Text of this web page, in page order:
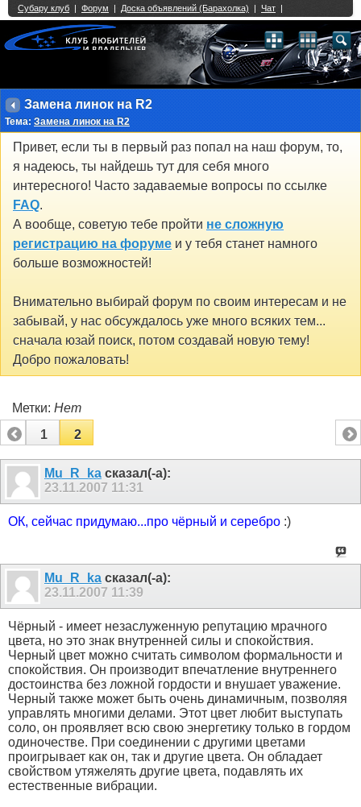
Замена линок на R2
Тема: Замена линок на R2
Привет, если ты в первый раз попал на наш форум, то,
я надеюсь, ты найдешь тут для себя много
интересного! Часто задаваемые вопросы по ссылке
FAQ.
А вообще, советую тебе пройти не сложную
регистрацию на форуме и у тебя станет намного
больше возможностей!
Внимательно выбирай форум по своим интересам и не
забывай, у нас обсуждалось уже много всяких тем...
сначала юзай поиск, потом создавай новую тему!
Добро пожаловать!
Метки: Нет
1
2
Mu_R_ka сказал(-а):
23.11.2007 11:31
ОК, сейчас придумаю...про чёрный и серебро :)
Mu_R_ka сказал(-а):
23.11.2007 11:39
Чёрный - имеет незаслуженную репутацию мрачного
цвета, но это знак внутренней силы и спокойствия.
Черный цвет можно считать символом формальности и
спокойствия. Он производит впечатление внутреннего
достоинства без ложной гордости и внушает уважение.
Черный также может быть очень динамичным, позволяя
управлять многими делами. Этот цвет любит выступать
соло, он проявляет всю свою энергетику только в гордом
одиночестве. При соединении с другими цветами
проигрывает как он, так и другие цвета. Он обладает
свойством утяжелять другие цвета, подавлять их
естественные вибрации.
Single Sign On provided byvBSSO
2 3 4 5 6 7 8 9 10 11 12 13 14 15 16 17 18 21 22 23 24 25 26
27 28 29 30 31 32 33 34 35 36 37 38 39 40 41 42 43